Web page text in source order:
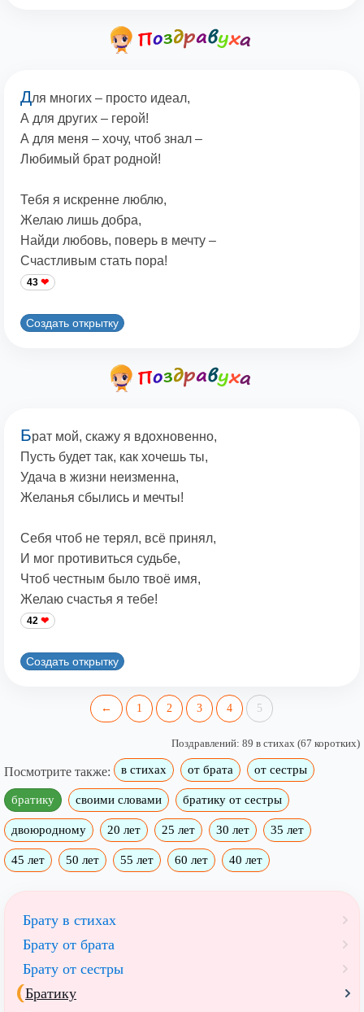
Для многих – просто идеал,
А для других – герой!
А для меня – хочу, чтоб знал –
Любимый брат родной!
Тебя я искренне люблю,
Желаю лишь добра,
Найди любовь, поверь в мечту –
Счастливым стать пора!
43
Создать открытку
Брат мой, скажу я вдохновенно,
Пусть будет так, как хочешь ты,
Удача в жизни неизменна,
Желанья сбылись и мечты!
Себя чтоб не терял, всё принял,
И мог противиться судьбе,
Чтоб честным было твоё имя,
Желаю счастья я тебе!
42
Создать открытку
← 1 2 3 4 5
Поздравлений: 89 в стихах (67 коротких)
Посмотрите также: в стихах от брата от сестры
братику своими словами братику от сестры
двоюродному 20 лет 25 лет 30 лет 35 лет
45 лет 50 лет 55 лет 60 лет 40 лет
Брату в стихах
Брату от брата
Брату от сестры
Братику